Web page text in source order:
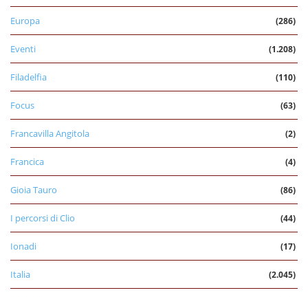
Europa (286)
Eventi (1.208)
Filadelfia (110)
Focus (63)
Francavilla Angitola (2)
Francica (4)
Gioia Tauro (86)
I percorsi di Clio (44)
Ionadi (17)
Italia (2.045)